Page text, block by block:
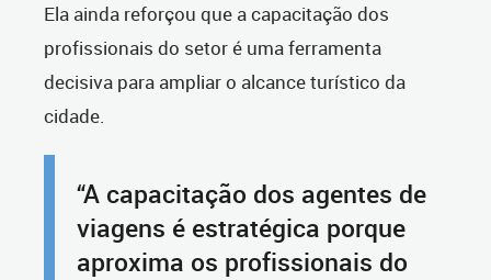
Ela ainda reforçou que a capacitação dos
profissionais do setor é uma ferramenta
decisiva para ampliar o alcance turístico da
cidade.
“A capacitação dos agentes de
viagens é estratégica porque
aproxima os profissionais do